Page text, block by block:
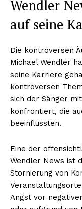
Wendler
auf seine
Die kontroversen
Michael Wendler
seine Karriere
kontroversen
sich der Sänger
konfrontiert, die
beeinflussten.
Eine der
Wendler News ist
Stornierung von
Angst vor